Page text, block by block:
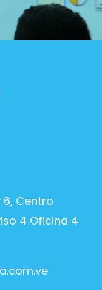
Centro
4 Oficina 4